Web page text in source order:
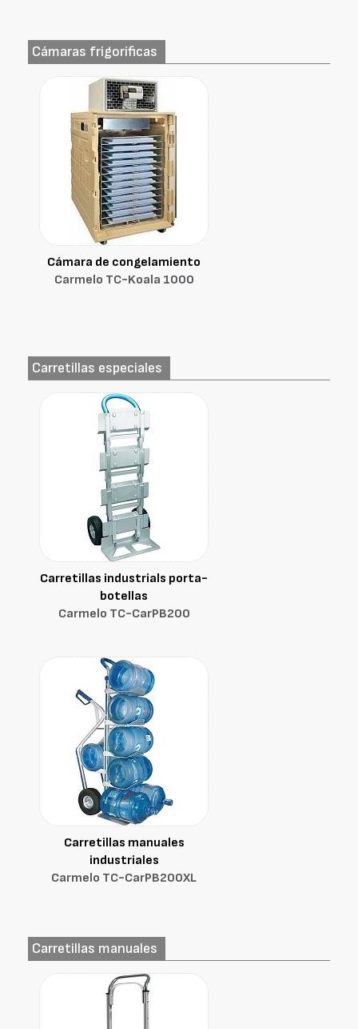
Cámaras frigoríficas
Cámara de congelamiento
Carmelo TC-Koala 1000
Carretillas especiales
Carretillas industrials porta-
botellas
Carmelo TC-CarPB200
Carretillas manuales
industriales
Carmelo TC-CarPB200XL
Carretillas manuales